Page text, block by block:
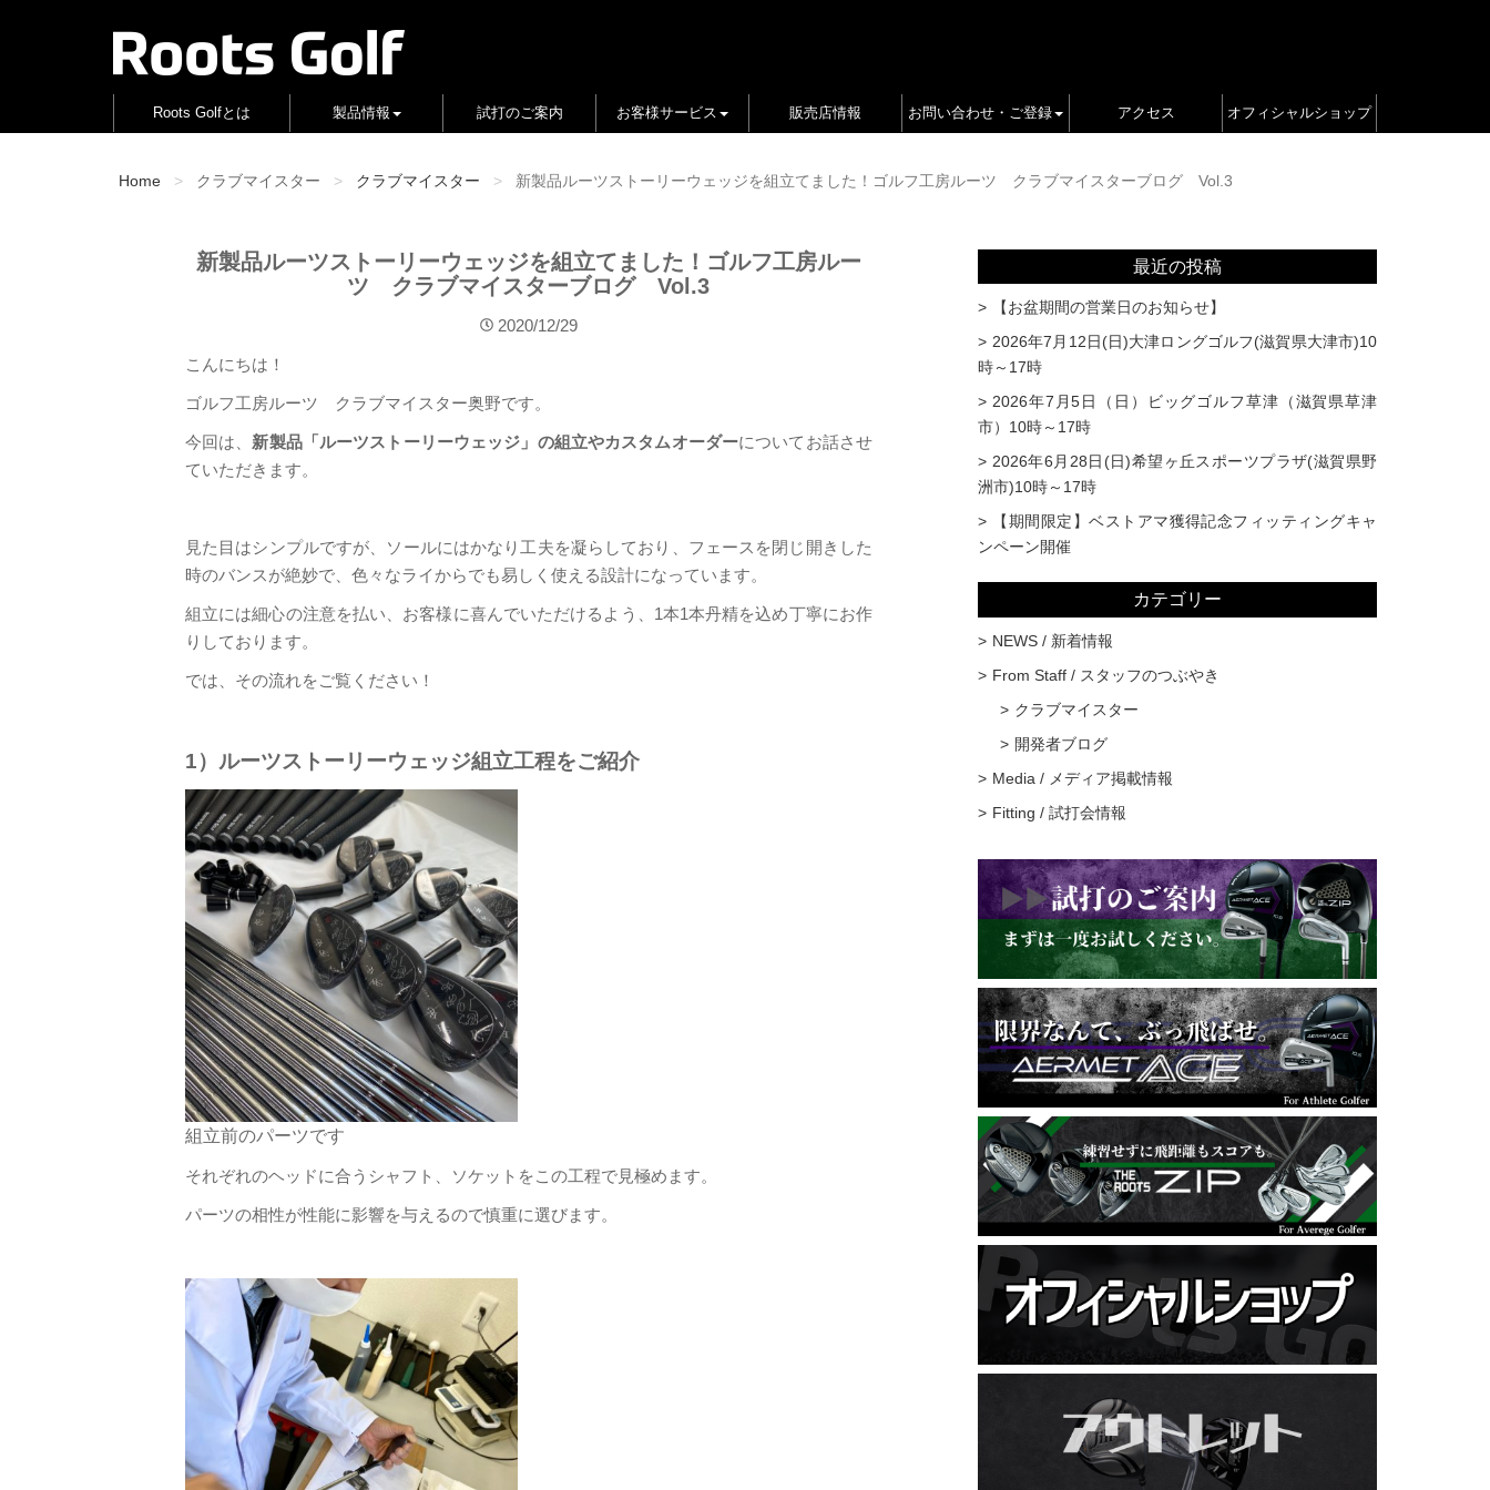
Roots Golfとは 製品情報 試打のご案内 お客様サービス 販売店情報 お問い合わせ・ご登録 アクセス オフィシャルショップ
Home クラブマイスター クラブマイスター 新製品ルーツストーリーウェッジを組立てました！ゴルフ工房ルーツ クラブマイスターブログ Vol.3
新製品ルーツストーリーウェッジを組立てました！ゴルフ工房ルー
ツ クラブマイスターブログ Vol.3
2020/12/29
こんにちは！
ゴルフ工房ルーツ クラブマイスター奥野です。
今回は、 新製品「ルーツストーリーウェッジ」の組立やカスタムオーダーについてお話させ
ていただきます。
見た目はシンプルですが、ソールにはかなり工夫を凝らしており、フェースを閉じ開きした
時のバンスが絶妙で、色々なライからでも易しく使える設計になっています。
組立には細心の注意を払い、お客様に喜んでいただけるよう、1本1本丹精を込め丁寧にお作
りしております。
では、その流れをご覧ください！
1）ルーツストーリーウェッジ組立工程をご紹介
組立前のパーツです
それぞれのヘッドに合うシャフト、ソケットをこの工程で見極めます。
パーツの相性が性能に影響を与えるので慎重に選びます。
最近の投稿
【お盆期間の営業日のお知らせ】
2026年7月12日(日)大津ロングゴルフ(滋賀県大津市)10
時～17時
2026年7月5日（日）ビッグゴルフ草津（滋賀県草津
市）10時～17時
2026年6月28日(日)希望ヶ丘スポーツプラザ(滋賀県野
洲市)10時～17時
【期間限定】ベストアマ獲得記念フィッティングキャ
ンペーン開催
カテゴリー
NEWS / 新着情報
From Staff / スタッフのつぶやき
クラブマイスター
開発者ブログ
Media / メディア掲載情報
Fitting / 試打会情報